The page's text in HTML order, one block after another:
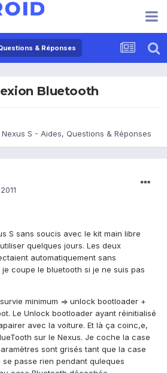
& Réponses
Bluetooth
S - Aides, Questions & Réponses
S sans soucis avec le kit main libre
quelques jours. Les deux
automatiquement sans
coupe le bluetooth si je ne suis pas
minimum => unlock bootloader +
Le Unlock bootloader ayant réinitialisé
avec la voiture. Et là ça coinc,e,
sur le Nexus. Je coche la case
sont grisés tant que la case
passe rien pendant quleques